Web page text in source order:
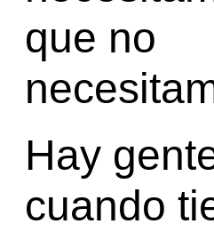
que no
Hay
cuando